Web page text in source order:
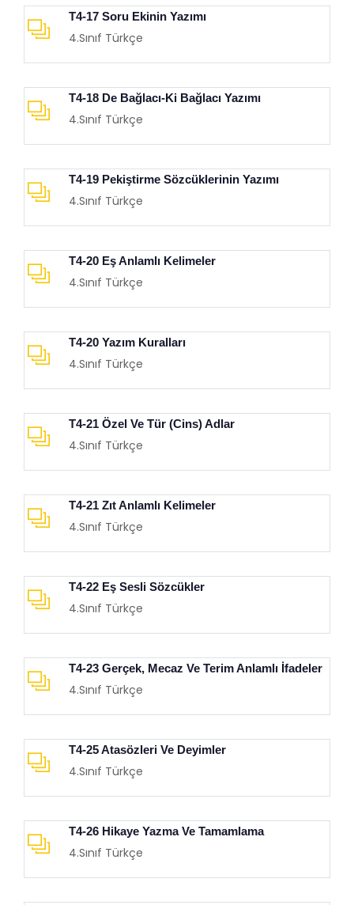
T4-17 Soru Ekinin Yazımı
4.Sınıf Türkçe
T4-18 De Bağlacı-Ki Bağlacı Yazımı
4.Sınıf Türkçe
T4-19 Pekiştirme Sözcüklerinin Yazımı
4.Sınıf Türkçe
T4-20 Eş Anlamlı Kelimeler
4.Sınıf Türkçe
T4-20 Yazım Kuralları
4.Sınıf Türkçe
T4-21 Özel Ve Tür (Cins) Adlar
4.Sınıf Türkçe
T4-21 Zıt Anlamlı Kelimeler
4.Sınıf Türkçe
T4-22 Eş Sesli Sözcükler
4.Sınıf Türkçe
T4-23 Gerçek, Mecaz Ve Terim Anlamlı İfadeler
4.Sınıf Türkçe
T4-25 Atasözleri Ve Deyimler
4.Sınıf Türkçe
T4-26 Hikaye Yazma Ve Tamamlama
4.Sınıf Türkçe